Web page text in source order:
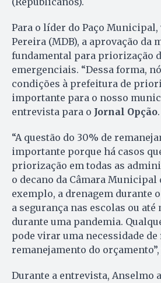
Para o líder do Paço
Pereira (MDB), a aprovação da
fundamental para priorização
emergenciais. “Dessa forma,
condições à prefeitura de
importante para o nosso
entrevista para o Jornal Opção.
“A questão do 30% de
importante porque há casos
priorização em todas as
o decano da Câmara Municipal
exemplo, a drenagem durante
a segurança nas escolas ou até
durante uma pandemia.
pode virar uma necessidade
remanejamento do
Durante a entrevista, Anselmo